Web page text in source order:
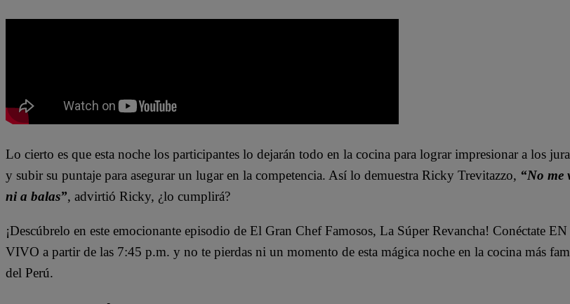
Lo cierto es que esta noche los participantes lo dejarán todo en la cocina para lograr impresionar a los
y subir su puntaje para asegurar un lugar en la competencia. Así lo demuestra Ricky Trevitazzo, “No me
ni a balas”, advirtió Ricky, ¿lo cumplirá?
¡Descúbrelo en este emocionante episodio de El Gran Chef Famosos, La Súper Revancha! Conéctate EN
VIVO a partir de las 7:45 p.m. y no te pierdas ni un momento de esta mágica noche en la cocina más
del Perú.